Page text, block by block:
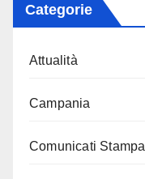
Categorie
Attualità
Campania
Comunicati Stampa